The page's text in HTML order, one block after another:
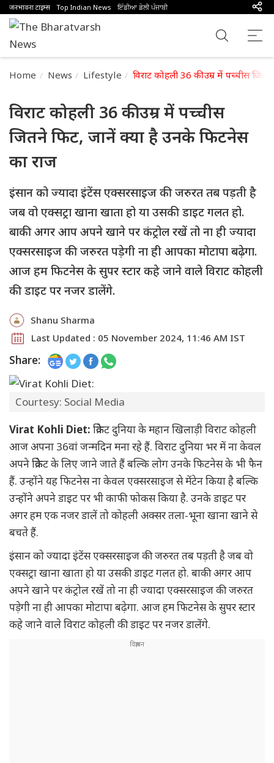
जनभावना टाइम्स Top Indian News ਇੰਡੀਆ ਡੇਲੀ ਪੰਜਾਬੀ
Home News Lifestyle विराट कोहली 36 की उम्र में पच्चीस
विराट कोहली 36 की उम्र में पच्चीस
जितने फिट, जानें क्या है उनके फिटनेस
का राज
इंसान को ज्यादा इंटेंस एक्सरसाइज की जरुरत तब पड़ती है
जब वो एक्सट्रा खाना खाता हो या उसकी डाइट गलत हो.
बाकी अगर आप अपने खाने पर कंट्रोल रखें तो ना ही ज्यादा
एक्सरसाइज की जरुरत पड़ेगी ना ही आपका मोटापा बढ़ेगा.
आज हम फिटनेस के सुपर स्टार कहे जाने वाले विराट कोहली
की डाइट पर नजर डालेंगे.
Shanu Sharma
Last Updated : 05 November 2024, 11:46 AM IST
Share:
Courtesy: Social Media
Virat Kohli Diet: क्रिकेट दुनिया के महान खिलाड़ी विराट कोहली
आज अपना 36वां जन्मदिन मना रहे हैं. विराट दुनिया भर में ना केवल
अपने क्रिकेट के लिए जाने जाते हैं बल्कि लोग उनके फिटनेस के भी फैन
हैं. उन्होंने यह फिटनेस ना केवल एक्सरसाइज से मेंटेन किया है बल्कि
उन्होंने अपने डाइट पर भी काफी फोकस किया है. उनके डाइट पर
अगर हम एक नजर डालें तो कोहली अक्सर तला-भूना खाना खाने से
बचते हैं.
इंसान को ज्यादा इंटेंस एक्सरसाइज की जरुरत तब पड़ती है जब वो
एक्सट्रा खाना खाता हो या उसकी डाइट गलत हो. बाकी अगर आप
अपने खाने पर कंट्रोल रखें तो ना ही ज्यादा एक्सरसाइज की जरुरत
पड़ेगी ना ही आपका मोटापा बढ़ेगा. आज हम फिटनेस के सुपर स्टार
कहे जाने वाले विराट कोहली की डाइट पर नजर डालेंगे.